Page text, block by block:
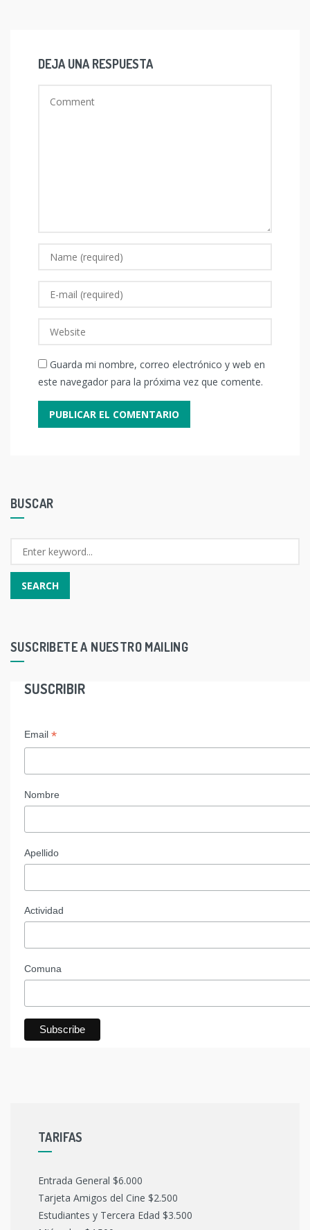
DEJA UNA RESPUESTA
Guarda mi nombre, correo electrónico y web en
este navegador para la próxima vez que comente.
BUSCAR
SUSCRIBETE A NUESTRO MAILING
SUSCRIBIR
Email *
Nombre
Apellido
Actividad
Comuna
TARIFAS
Entrada General $6.000
Tarjeta Amigos del Cine $2.500
Estudiantes y Tercera Edad $3.500